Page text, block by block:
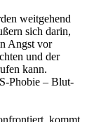
weitgehend
sich darin,
Angst vor
und der
kann.
Phobie – Blut-
kommt